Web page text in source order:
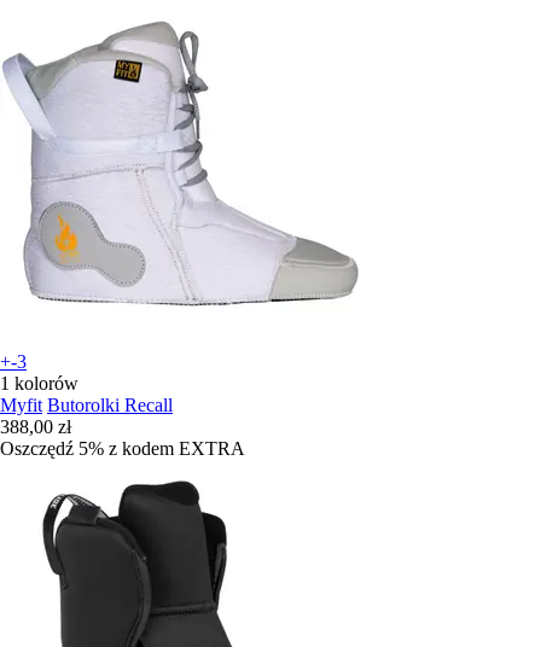
+-3
1 kolorów
Myfit Butorolki Recall
388,00 zł
Oszczędź 5% z kodem EXTRA